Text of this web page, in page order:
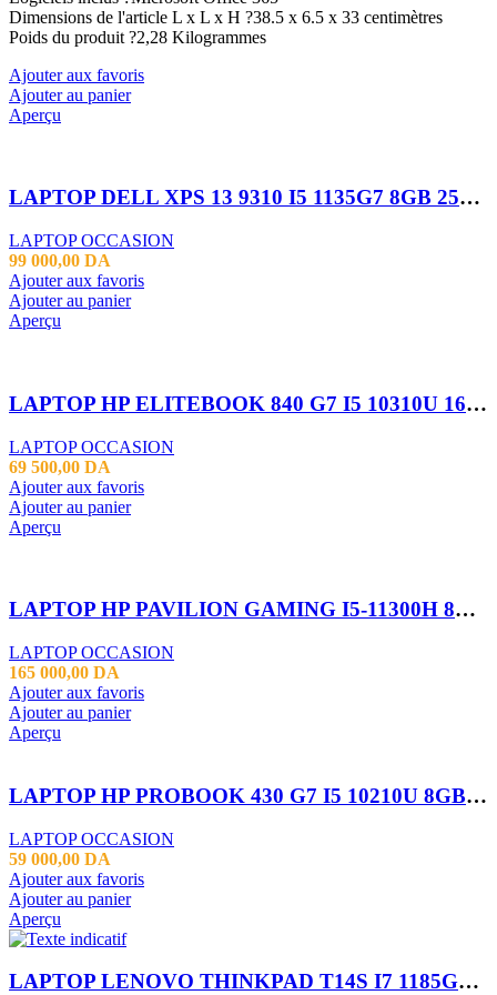
Dimensions de l'article L x L x H ?38.5 x 6.5 x 33 centimètres
Poids du produit ?2,28 Kilogrammes
Ajouter aux favoris
Ajouter au panier
Aperçu
LAPTOP DELL XPS 13 9310 I5 1135G7 8GB 256SSD 13.3″ X360 TACTILE
LAPTOP OCCASION
99 000,00 DA
Ajouter aux favoris
Ajouter au panier
Aperçu
LAPTOP HP ELITEBOOK 840 G7 I5 10310U 16GB 256SSD 14″FHD TACTILE
LAPTOP OCCASION
69 500,00 DA
Ajouter aux favoris
Ajouter au panier
Aperçu
LAPTOP HP PAVILION GAMING I5-11300H 8GB 512SSD RTX3050 17.3*
LAPTOP OCCASION
165 000,00 DA
Ajouter aux favoris
Ajouter au panier
Aperçu
LAPTOP HP PROBOOK 430 G7 I5 10210U 8GB 256 SSD 13.3 FHD
LAPTOP OCCASION
59 000,00 DA
Ajouter aux favoris
Ajouter au panier
Aperçu
LAPTOP LENOVO THINKPAD T14S I7 1185G7 16GB 512SSD 14″